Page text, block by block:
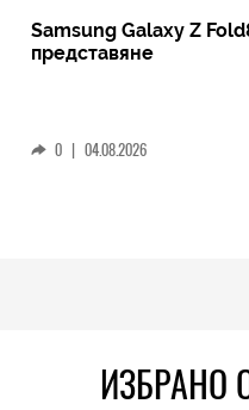
Samsung Galaxy Z
представяне
0 | 04.08.2026
ИЗБРАНО